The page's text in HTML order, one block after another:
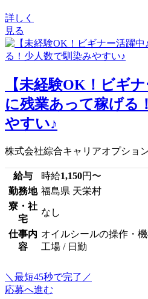
詳しく
見る
【未経験OK！ビギ
に残業あって稼げる
やすい♪
株式会社綜合キャリアオプショ
給与 時給1,150円〜
勤務地 福島県 天栄村
寮・社
宅
なし
仕事内
容
オイルシールの操作・
工場 / 日勤
＼最短45秒で完了／
応募へ進む